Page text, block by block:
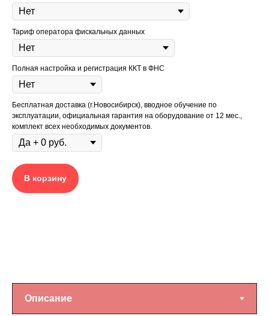
Тариф оператора фискальных данных
Полная настройка и регистрация ККТ в ФНС
Бесплатная доставка (г.Новосибирск), вводное обучение по
эксплуатации, официальная гарантия на оборудование от 12 мес.,
комплект всех необходимых документов.
В корзину